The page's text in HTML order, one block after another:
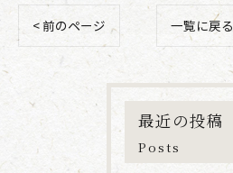
< 前のページ 一覧に戻る
最近の投稿
Posts